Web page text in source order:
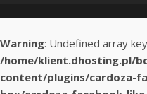
Warning: Undefined array
/home/klient.dhosting.pl/
content/plugins/cardoza-